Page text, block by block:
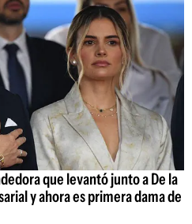
que levantó junto a De la
y ahora es primera dama de